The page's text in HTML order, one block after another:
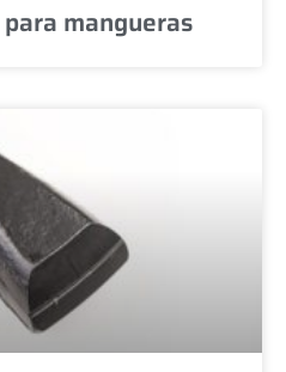
para mangueras